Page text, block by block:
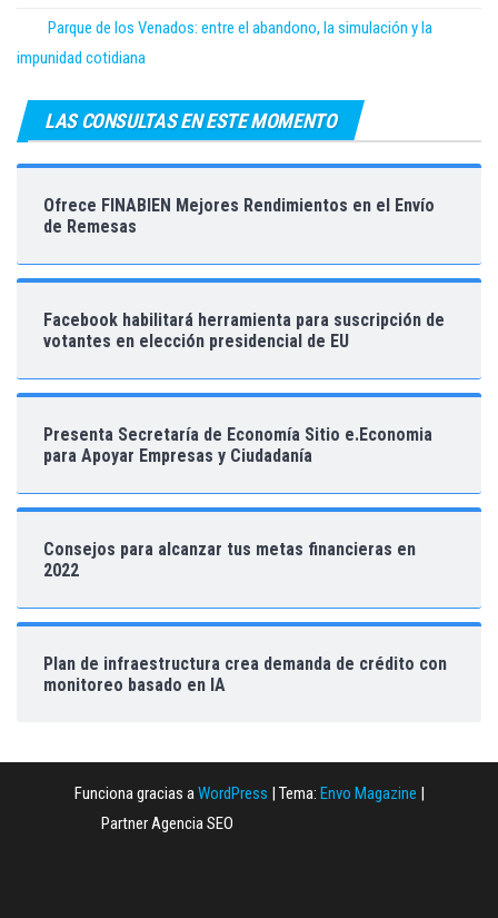
Parque de los Venados: entre el abandono, la simulación y la
impunidad cotidiana
LAS CONSULTAS EN ESTE MOMENTO
Ofrece FINABIEN Mejores Rendimientos en el Envío
de Remesas
Facebook habilitará herramienta para suscripción de
votantes en elección presidencial de EU
Presenta Secretaría de Economía Sitio e.Economia
para Apoyar Empresas y Ciudadanía
Consejos para alcanzar tus metas financieras en
2022
Plan de infraestructura crea demanda de crédito con
monitoreo basado en IA
Funciona gracias aWordPress Tema: Envo Magazine
Partner Agencia SEO